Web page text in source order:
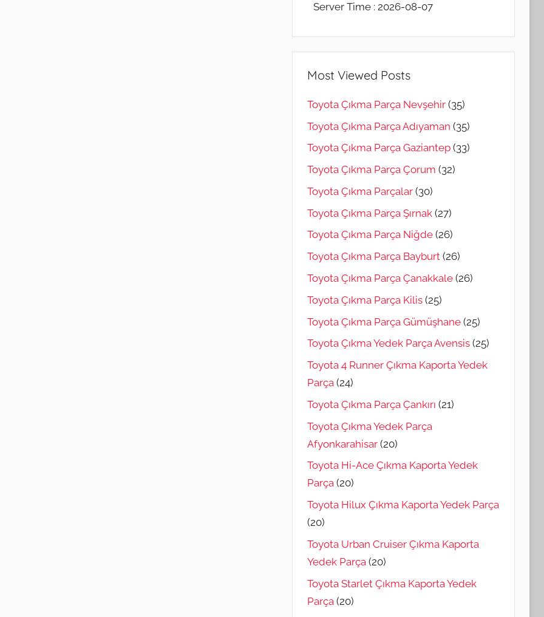
Server Time : 2026-08-07
Most Viewed Posts
Toyota Çıkma Parça Nevşehir (35)
Toyota Çıkma Parça Adıyaman (35)
Toyota Çıkma Parça Gaziantep (33)
Toyota Çıkma Parça Çorum (32)
Toyota Çıkma Parçalar (30)
Toyota Çıkma Parça Şırnak (27)
Toyota Çıkma Parça Niğde (26)
Toyota Çıkma Parça Bayburt (26)
Toyota Çıkma Parça Çanakkale (26)
Toyota Çıkma Parça Kilis (25)
Toyota Çıkma Parça Gümüşhane (25)
Toyota Çıkma Yedek Parça Avensis (25)
Toyota 4 Runner Çıkma Kaporta Yedek
Parça (24)
Toyota Çıkma Parça Çankırı (21)
Toyota Çıkma Yedek Parça
Afyonkarahisar (20)
Toyota Hi-Ace Çıkma Kaporta Yedek
Parça (20)
Toyota Hilux Çıkma Kaporta Yedek Parça
(20)
Toyota Urban Cruiser Çıkma Kaporta
Yedek Parça (20)
Toyota Starlet Çıkma Kaporta Yedek
Parça (20)